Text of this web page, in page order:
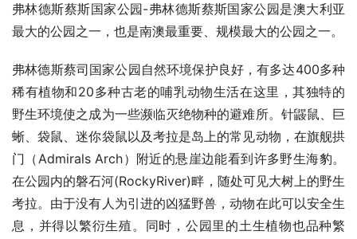
弗林德斯蔡斯国家公园-弗林德斯蔡斯国家公园是澳大利亚
最大的公园之一，也是南澳最重要、规模最大的公园之一。
弗林德斯蔡司国家公园自然环境保护良好，有多达400多种
稀有植物和20多种古老的哺乳动物生活在这里，其独特的
野生环境使之成为一些濒临灭绝物种的避难所。针鼹鼠、巨
蜥、袋鼠、迷你袋鼠以及考拉是岛上的常见动物，在旗舰拱
门（Admirals Arch）附近的悬崖边能看到许多野生海豹。
在公园内的磐石河(RockyRiver)畔，随处可见大树上的野生
考拉。由于没有人为引进的凶猛野兽，动物在此可以安全生
息，并得以繁衍生殖。同时，公园里的土生植物也品种繁